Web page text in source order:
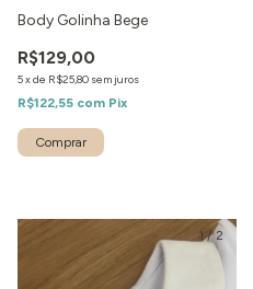
Body Golinha Bege
R$129,00
5xde R$25,80 sem juros
R$122,55 com Pix
1/2